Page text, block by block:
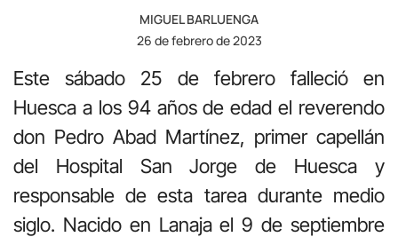
MIGUEL BARLUENGA
26 de febrero de 2023
Este sábado 25 de febrero falleció en
Huesca a los 94 años de edad el reverendo
don Pedro Abad Martínez, primer capellán
del Hospital San Jorge de Huesca y
responsable de esta tarea durante medio
siglo. Nacido en Lanaja el 9 de septiembre